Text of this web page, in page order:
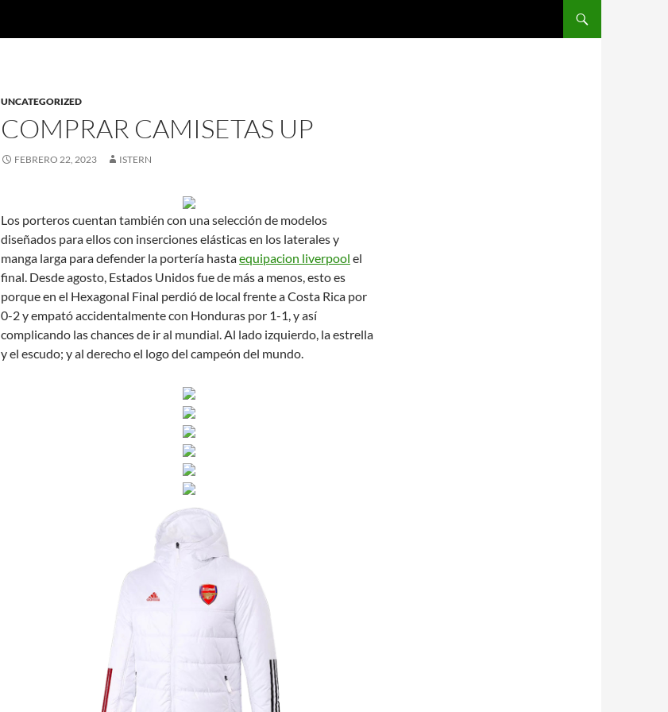
UNCATEGORIZED
COMPRAR CAMISETAS UP
FEBRERO 22, 2023 ISTERN
Los porteros cuentan también con una selección de modelos
diseñados para ellos con inserciones elásticas en los laterales y
manga larga para defender la portería hastaequipacion liverpool el
final. Desde agosto, Estados Unidos fue de más a menos, esto es
porque en el Hexagonal Final perdió de local frente a Costa Rica por
0-2 y empató accidentalmente con Honduras por 1-1, y así
complicando las chances de ir al mundial. Al lado izquierdo, la estrella
y el escudo; y al derecho el logo del campeón del mundo.